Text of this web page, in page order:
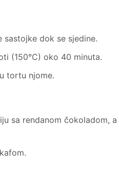
dok se sjedine.
(150°C) oko 40 minuta.
tortu njome.
sa rendanom čokoladom,